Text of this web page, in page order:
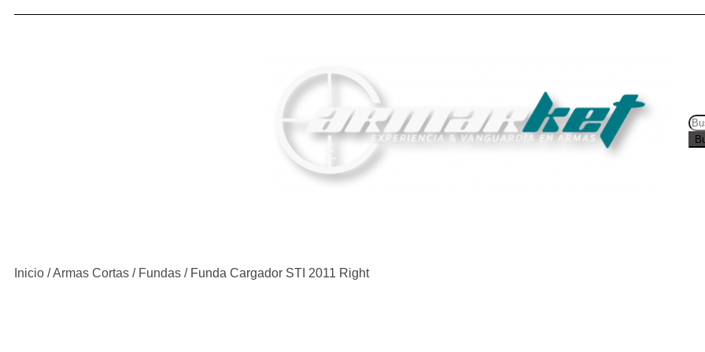
Inicio /Armas Cortas / Fundas / Funda Cargador STI 2011 Right